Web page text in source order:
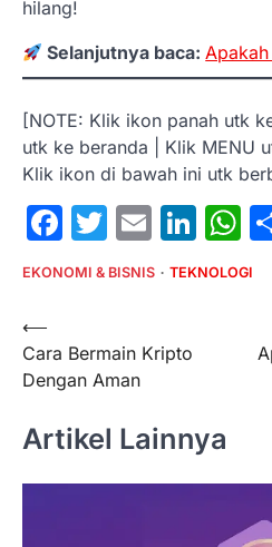
hilang!
Selanjutnya baca:
[NOTE: Klik ikon panah utk
utk ke beranda | Klik MENU
Klik ikon di bawah ini utk
Facebook
Twitter
Email
EKONOMI & BISNIS TEKNOLOGI
Post
navigation
⟵
Cara Bermain Kripto
Dengan Aman
Artikel Lainnya